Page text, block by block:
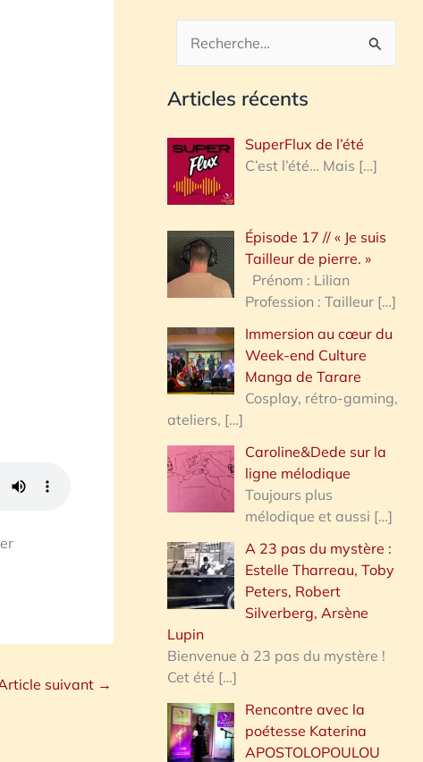
suivant →
c
h
r
h
e
:
Articles récents
SuperFlux de l’été
C’est l’été… Mais […]
Épisode 17 // « Je suis
Tailleur de pierre. »
Prénom : Lilian
Profession : Tailleur […]
Immersion au cœur du
Week-end Culture
Manga de Tarare
Cosplay, rétro-gaming,
ateliers, […]
Caroline&Dede sur la
ligne mélodique
Toujours plus
mélodique et aussi […]
A 23 pas du mystère :
Estelle Tharreau, Toby
Peters, Robert
Silverberg, Arsène
Lupin
Bienvenue à 23 pas du mystère !
Cet été […]
Rencontre avec la
poétesse Katerina
APOSTOLOPOULOU